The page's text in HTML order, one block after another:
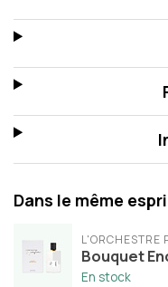
Dans le même
L'ORCHESTRE
Bouquet
En stock